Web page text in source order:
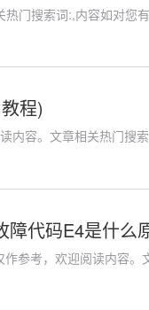
门搜索词:,内容如对您
程)
内容。文章相关热门搜
障代码E4是什么
参考，欢迎阅读内容